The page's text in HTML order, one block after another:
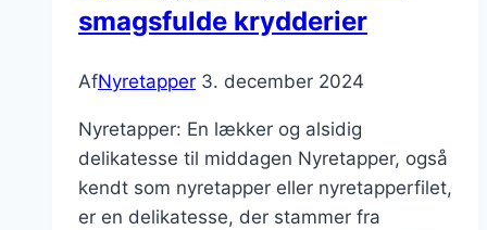
smagsfulde krydderier
AfNyretapper 3. december 2024
Nyretapper: En lækker og alsidig
delikatesse til middagen Nyretapper, også
kendt som nyretapper eller nyretapperfilet,
er en delikatesse, der stammer fra